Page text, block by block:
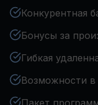
Конкурентная
Бонусы за
Гибкая
Возможности
Пакет